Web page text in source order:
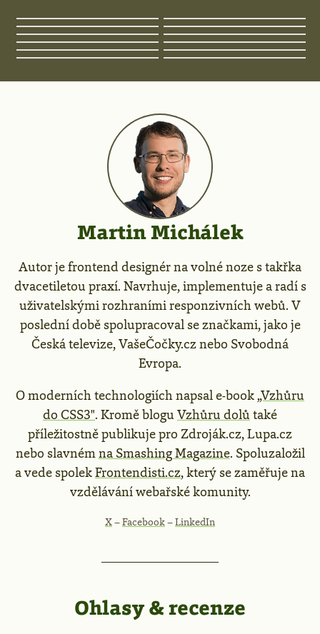
Martin Michálek
Autor je frontend designér na volné noze s takřka
dvacetiletou praxí. Navrhuje, implementuje a radí s
uživatelskými rozhraními responzivních webů. V
poslední době spolupracoval se značkami, jako je
Česká televize, VašeČočky.cz nebo Svobodná
Evropa.
O moderních technologiích napsal e-book„Vzhůru
do CSS3". Kromě blogu Vzhůru dolů také
příležitostně publikuje pro Zdroják.cz, Lupa.cz
nebo slavnémna Smashing Magazine. Spoluzaložil
a vede spolekFrontendisti.cz, který se zaměřuje na
vzdělávání webařské komunity.
X–Facebook–LinkedIn
Ohlasy & recenze